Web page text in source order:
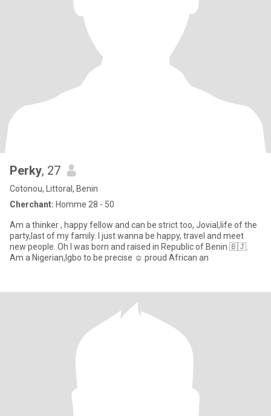
Perky, 27
Cotonou, Littoral, Benin
Cherchant: Homme 28 - 50
Am a thinker , happy fellow and can be strict too, Jovial,life of the
party,last of my family. I just wanna be happy, travel and meet
new people. Oh I was born and raised in Republic of Benin 🇧🇯.
Am a Nigerian,Igbo to be precise ☺️ proud African an